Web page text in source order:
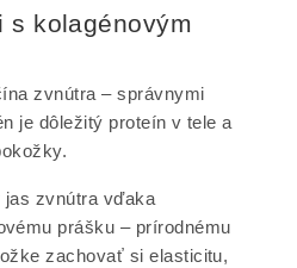
s kolagénovým
zvnútra – správnymi
je dôležitý proteín v tele a
jas zvnútra vďaka
prášku – prírodnému
zachovať si elasticitu,